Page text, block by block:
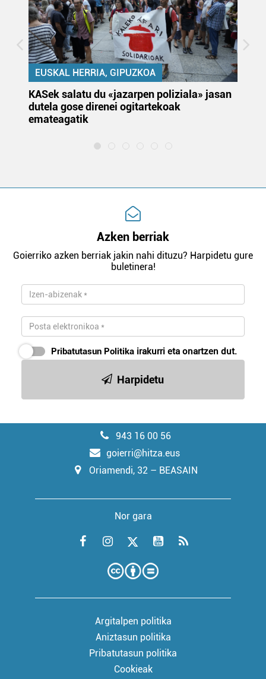
EUSKAL HERRIA, GIPUZKOA
KASek salatu du «jazarpen poliziala» jasan
dutela gose direnei ogitartekoak
emateagatik
Azken berriak
Goierriko azken berriak jakin nahi dituzu? Harpidetu gure
buletinera!
Pribatutasun Politika irakurri eta onartzen dut.
Harpidetu
943 16 00 56
goierri@hitza.eus
Oriamendi, 32 – BEASAIN
Nor gara
Argitalpen politika
Aniztasun politika
Pribatutasun politika
Cookieak